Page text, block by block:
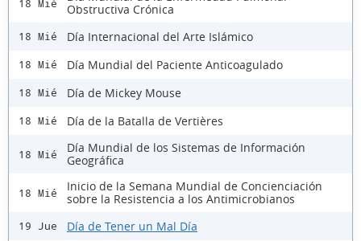
18 Mié
Obstructiva Crónica
18 Mié Día Internacional del Arte Islámico
18 Mié Día Mundial del Paciente Anticoagulado
18 Mié Día de Mickey Mouse
18 Mié Día de la Batalla de Vertières
18 Mié
Día Mundial de los Sistemas de Información
Geográfica
18 Mié
Inicio de la Semana Mundial de Concienciación
sobre la Resistencia a los Antimicrobianos
19 Jue Día de Tener un Mal Día